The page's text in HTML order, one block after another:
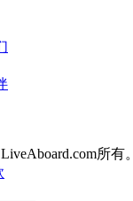
所有。